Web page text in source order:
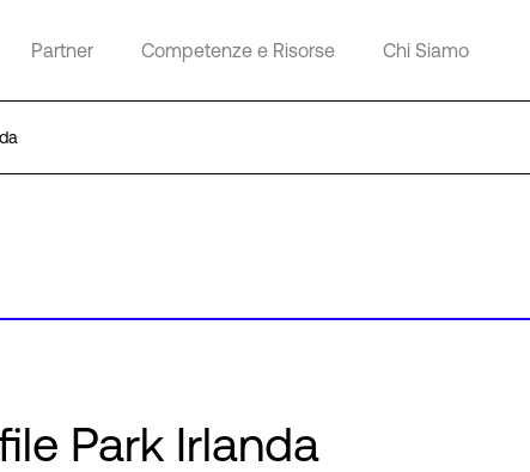
Partner Competenze e Risorse Chi Siamo
Park Irlanda